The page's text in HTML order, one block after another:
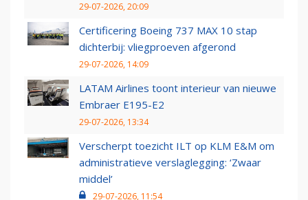
29-07-2026, 20:09
Certificering Boeing 737 MAX 10 stap
dichterbij: vliegproeven afgerond
29-07-2026, 14:09
LATAM Airlines toont interieur van nieuwe
Embraer E195-E2
29-07-2026, 13:34
Verscherpt toezicht ILT op KLM E&M om
administratieve verslaglegging: ‘Zwaar
middel’
29-07-2026, 11:54